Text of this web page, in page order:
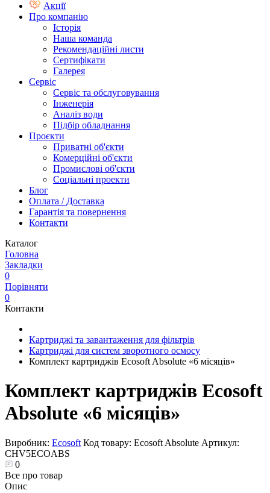
Акції
Про компанію
Історія
Наша команда
Рекомендаційні листи
Сертифікати
Галерея
Сервіс
Сервіс та обслуговування
Інженерія
Аналіз води
Підбір обладнання
Проєкти
Приватні об'єкти
Комерційні об'єкти
Промислові об'єкти
Соціальні проекти
Блог
Оплата / Доставка
Гарантія та повернення
Контакти
Каталог
Головна
Закладки
0
Порівняти
0
Контакти
Картриджі та завантаження для фільтрів
Картриджі для систем зворотного осмосу
Комплект картриджів Ecosoft Absolute «6 місяців»
Комплект картриджів Ecosoft
Absolute «6 місяців»
Виробник: Ecosoft Код товару: Ecosoft Absolute Артикул:
CHV5ECOABS
0
Все про товар
Опис